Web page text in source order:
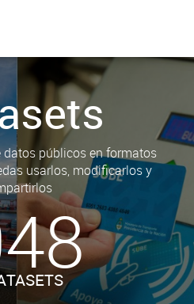
públicos en formatos
usarlos, modificarlos y